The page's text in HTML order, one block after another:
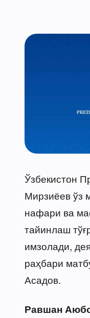
Ўзбекистон
Мирзиёев ўз
нафари ва
тайинлаш
имзолади, дея
раҳбари
Асадов.
Равшан